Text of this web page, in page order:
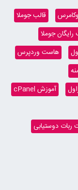
قالب جوملا
رایگان جوملا
هاست وردپرس
آموزش cPanel
دوستیابی